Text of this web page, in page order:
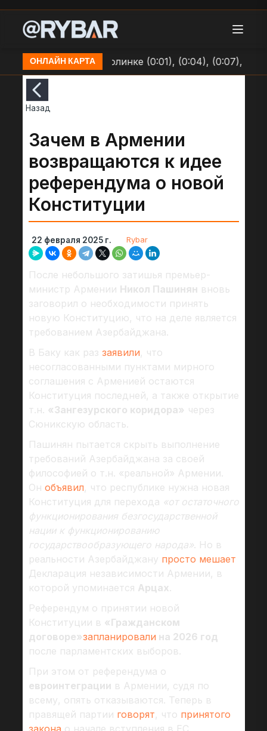
ОНЛАЙН КАРТА
ВСУ в Долинке (0:01), (0:04), (0:07), (0:09)
Назад
Зачем в Армении
возвращаются к идее
референдума о новой
Конституции
22 февраля 2025 г. Rybar
После небольшого затишья премьер-
министр Армении Никол Пашинян вновь
заговорил о необходимости принять
новую Конституцию, что на деле является
требованием Азербайджана.
В Баку как раз заявили, что
несогласованными пунктами мирного
соглашения с Арменией остаются
Конституция последней, а также открытие
т.н. «Зангезурского коридора» через
Сюникскую область.
Пашинян пытается скрыть выполнение
требований Азербайджана за своей
философией о т.н. «реальной» Армении.
Он объявил, что республике нужна новая
Конституция для перехода «от остаточного
функционирования безгосударственной
нации к функционированию
государствообразующего народа». Но в
реальности Азербайджану просто мешает
Декларация независимости Армении, в
которой упоминается Арцах.
Референдум о принятии новой
Конституции в «Гражданском
договоре»запланировали на 2026 год
после парламентских выборов.
При этом от референдума о
евроинтеграции в Армении, судя по
всему, опять отказываются. Теперь в
правящей партии говорят, что принятого
закона о начале вступления в ЕС